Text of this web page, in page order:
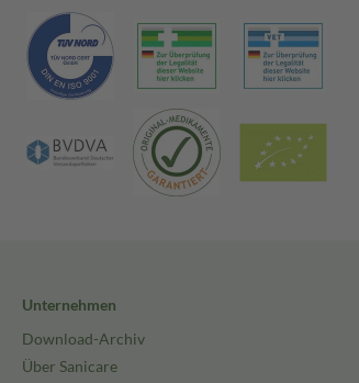
Unternehmen
Download-Archiv
Über Sanicare